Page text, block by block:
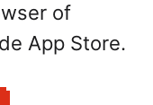
of
App Store.